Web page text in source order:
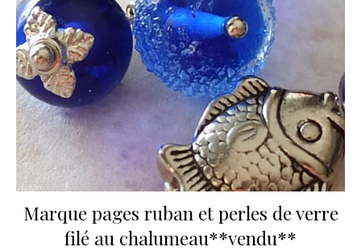
Marque pages ruban et perles de verre
filé au chalumeau**vendu**